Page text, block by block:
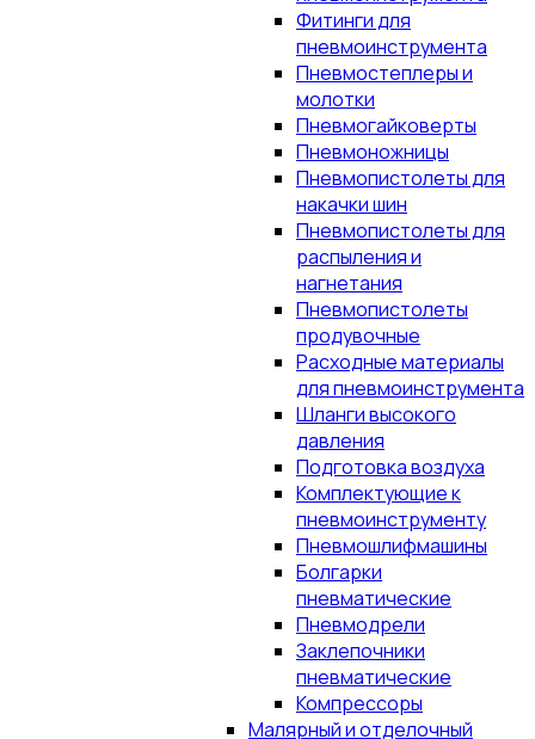
Фитинги для
пневмоинструмента
Пневмостеплеры и
молотки
Пневмогайковерты
Пневмоножницы
Пневмопистолеты для
накачки шин
Пневмопистолеты для
распыления и
нагнетания
Пневмопистолеты
продувочные
Расходные материалы
для пневмоинструмента
Шланги высокого
давления
Подготовка воздуха
Комплектующие к
пневмоинструменту
Пневмошлифмашины
Болгарки
пневматические
Пневмодрели
Заклепочники
пневматические
Компрессоры
Малярный и отделочный